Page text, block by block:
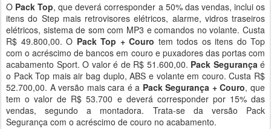
O Pack Top, que deverá corresponder a 50% das vendas, inclui os
itens do Step mais retrovisores elétricos, alarme, vidros traseiros
elétricos, sistema de som com MP3 e comandos no volante. Custa
R$ 49.800,00. O Pack Top + Couro tem todos os itens do Top
com o acréscimo de bancos em couro e puxadores das portas com
acabamento Sport. O valor é de R$ 51.600,00. Pack Segurançaé
o Pack Top mais air bag duplo, ABS e volante em couro. Custa R$
52.700,00. A versão mais cara é a Pack Segurança + Couro, que
tem o valor de R$ 53.700 e deverá corresponder por 15% das
vendas, segundo a montadora. Trata-se da versão Pack
Segurança com o acréscimo de couro no acabamento.